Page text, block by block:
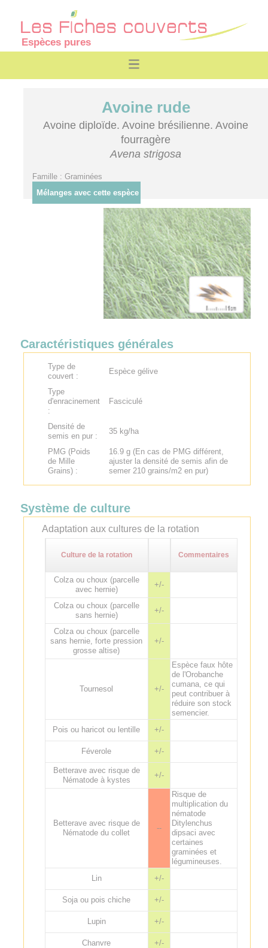
Espèces pures
Avoine rude
Avoine diploïde. Avoine brésilienne. Avoine
fourragère
Avena strigosa
Famille : Graminées
Caractéristiques générales
Type de
couvert :
Espèce gélive
Type
d'enracinement
:
Fasciculé
Densité de
semis en pur :
35 kg/ha
PMG (Poids
de Mille
Grains) :
16.9 g (En cas de PMG différent,
ajuster la densité de semis afin de
semer 210 grains/m2 en pur)
Système de culture
Adaptation aux cultures de la rotation
Culture de la rotation Commentaires
Colza ou choux (parcelle
avec hernie)
+/-
Colza ou choux (parcelle
sans hernie)
+/-
Colza ou choux (parcelle
sans hernie, forte pression
grosse altise)
+/-
Tournesol +/-
Espèce faux hôte
de l'Orobanche
cumana, ce qui
peut contribuer à
réduire son stock
semencier.
Pois ou haricot ou lentille
+/-
Féverole +/-
Betterave avec risque de
Nématode à kystes
+/-
Betterave avec risque de
Nématode du collet
--
Risque de
multiplication du
nématode
Ditylenchus
dipsaci avec
certaines
graminées et
légumineuses.
Lin
+/-
Soja ou pois chiche +/-
Lupin +/-
Chanvre +/-